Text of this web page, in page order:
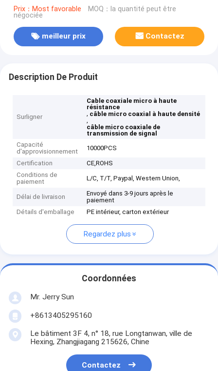
Prix：Most favorable MOQ：la quantité peut être
négociée
meilleur prix Contactez
Description De Produit
Surligner
Cable coaxiale micro à haute
résistance
, câble micro coaxial à haute densité
,
câble micro coaxiale de
transmission de signal
Capacité
d'approvisionnement
10000PCS
Certification
CE,ROHS
Conditions de
paiement
L/C, T/T, Paypal, Western Union,
Délai de livraison
Envoyé dans 3-9 jours après le
paiement
Détails d'emballage
PE intérieur, carton extérieur
Regardez plus
Coordonnées
Mr. Jerry Sun
+8613405295160
Le bâtiment 3F 4, n° 18, rue Longtanwan, ville de
Hexing, Zhangjiagang 215626, Chine
Contactez